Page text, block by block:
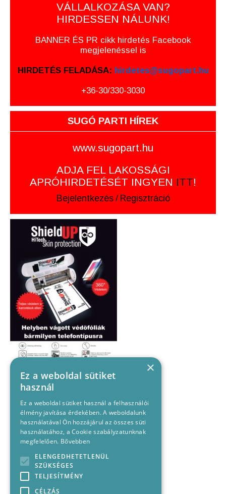
VÁLLALKOZÁSA VAN?
HIRDESSEN NÁLUNK!
BANNER ÉS PR cikk hirdetés Facebook
megjelenéssel is
HIRDETÉS FELADÁSA: hirdetes@sugopart.hu
+36-30/330-3030
SUGÓ PARTI HÍREK
www.sugopart.hu
ADJA FEL LAKOSSÁGI
APRÓHIRDETÉSÉT INGYEN ITT!
Bejelentkezés / Regisztráció
×
Ez a weboldal sütiket
használ
Ez a weboldal sütiket használ a felhasználói
élmény javítása érdekében. A weboldalunk
használatával Ön hozzájárul az összes süti
használatához, a Cookie szabályzatunknak
megfelelően. Bővebben
ELENGEDHETETLENÜL
SZÜKSÉGES
TELJESÍTMÉNY
CÉLZÁS